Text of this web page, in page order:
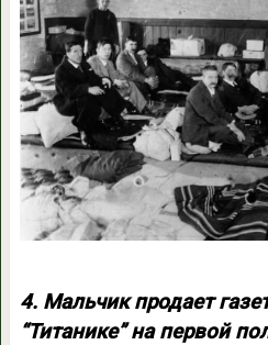
4. Мальчик продает
“Титанике” на первой